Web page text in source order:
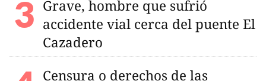
Grave, hombre que sufrió
accidente vial cerca del puente El
Cazadero
Censura o derechos de las